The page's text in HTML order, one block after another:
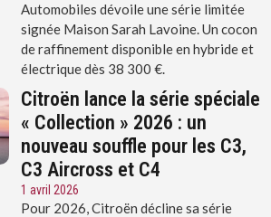
Automobiles dévoile une série limitée
signée Maison Sarah Lavoine. Un cocon
de raffinement disponible en hybride et
électrique dès 38 300 €.
Citroën lance la série spéciale
« Collection » 2026 : un
nouveau souffle pour les C3,
C3 Aircross et C4
1 avril 2026
Pour 2026, Citroën décline sa série